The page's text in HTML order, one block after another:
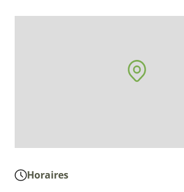
Horaires